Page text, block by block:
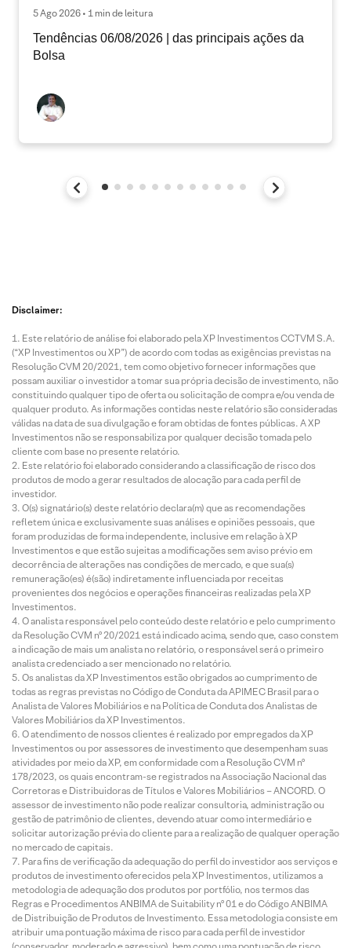
5 Ago 2026 • 1 min de leitura
Tendências 06/08/2026 | das principais ações da
Bolsa
Disclaimer:
Este relatório de análise foi elaborado pela XP Investimentos CCTVM S.A.
(“XP Investimentos ou XP”) de acordo com todas as exigências previstas na
Resolução CVM 20/2021, tem como objetivo fornecer informações que
possam auxiliar o investidor a tomar sua própria decisão de investimento, não
constituindo qualquer tipo de oferta ou solicitação de compra e/ou venda de
qualquer produto. As informações contidas neste relatório são consideradas
válidas na data de sua divulgação e foram obtidas de fontes públicas. A XP
Investimentos não se responsabiliza por qualquer decisão tomada pelo
cliente com base no presente relatório.
Este relatório foi elaborado considerando a classificação de risco dos
produtos de modo a gerar resultados de alocação para cada perfil de
investidor.
O(s) signatário(s) deste relatório declara(m) que as recomendações
refletem única e exclusivamente suas análises e opiniões pessoais, que
foram produzidas de forma independente, inclusive em relação à XP
Investimentos e que estão sujeitas a modificações sem aviso prévio em
decorrência de alterações nas condições de mercado, e que sua(s)
remuneração(es) é(são) indiretamente influenciada por receitas
provenientes dos negócios e operações financeiras realizadas pela XP
Investimentos.
O analista responsável pelo conteúdo deste relatório e pelo cumprimento
da Resolução CVM nº 20/2021 está indicado acima, sendo que, caso constem
a indicação de mais um analista no relatório, o responsável será o primeiro
analista credenciado a ser mencionado no relatório.
Os analistas da XP Investimentos estão obrigados ao cumprimento de
todas as regras previstas no Código de Conduta da APIMEC Brasil para o
Analista de Valores Mobiliários e na Política de Conduta dos Analistas de
Valores Mobiliários da XP Investimentos.
O atendimento de nossos clientes é realizado por empregados da XP
Investimentos ou por assessores de investimento que desempenham suas
atividades por meio da XP, em conformidade com a Resolução CVM nº
178/2023, os quais encontram-se registrados na Associação Nacional das
Corretoras e Distribuidoras de Títulos e Valores Mobiliários – ANCORD. O
assessor de investimento não pode realizar consultoria, administração ou
gestão de patrimônio de clientes, devendo atuar como intermediário e
solicitar autorização prévia do cliente para a realização de qualquer operação
no mercado de capitais.
Para fins de verificação da adequação do perfil do investidor aos serviços e
produtos de investimento oferecidos pela XP Investimentos, utilizamos a
metodologia de adequação dos produtos por portfólio, nos termos das
Regras e Procedimentos ANBIMA de Suitability nº 01 e do Código ANBIMA
de Distribuição de Produtos de Investimento. Essa metodologia consiste em
atribuir uma pontuação máxima de risco para cada perfil de investidor